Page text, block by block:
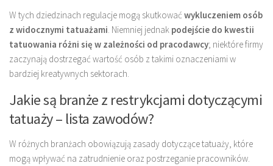
W tych dziedzinach regulacje mogą skutkować wykluczeniem osób
z widocznymi tatuażami. Niemniej jednak podejście do kwestii
tatuowania różni się w zależności od pracodawcy; niektóre firmy
zaczynają dostrzegać wartość osób z takimi oznaczeniami w
bardziej kreatywnych sektorach.
Jakie są branże z restrykcjami dotyczącymi
tatuaży – lista zawodów?
W różnych branżach obowiązują zasady dotyczące tatuaży, które
mogą wpływać na zatrudnienie oraz postrzeganie pracowników.